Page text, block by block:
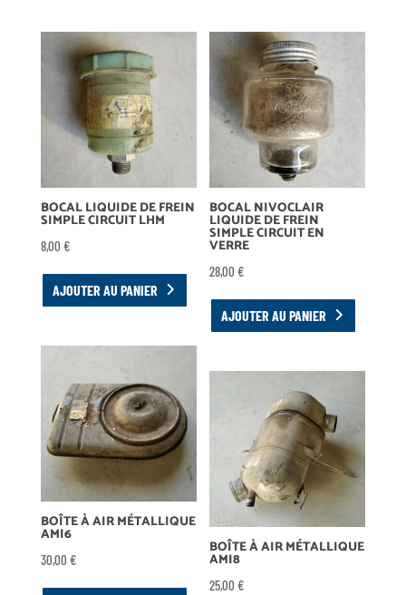
BOCAL LIQUIDE DE FREIN
SIMPLE CIRCUIT LHM
8,00 €
AJOUTER AU PANIER
BOCAL NIVOCLAIR
LIQUIDE DE FREIN
SIMPLE CIRCUIT EN
VERRE
28,00€
AJOUTER AU PANIER
BOÎTE À AIR MÉTALLIQUE
AMI6
30,00 €
BOÎTE À AIR MÉTALLIQUE
AMI8
25,00€